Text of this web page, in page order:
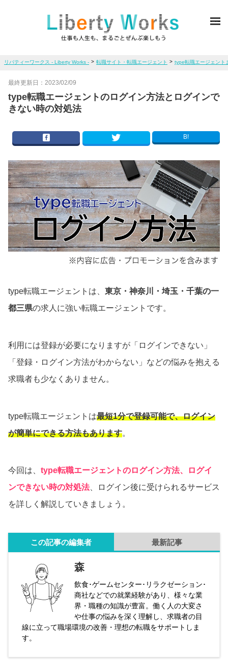
リバティーワークス - Liberty Works - > 転職サイト・転職エージェント > type転職エージェント
最終更新日： 2023/02/09
type転職エージェントのログイン方法とログインで
きない時の対処法
B!
type転職エージェントは、 東京・神奈川・埼玉・千葉の一
都三県の求人に強い転職エージェントです。
利用には登録が必要になりますが「ログインできない」
「登録・ログイン方法がわからない」などの悩みを抱える
求職者も少なくありません。
type転職エージェントは最短1分で登録可能で、ログイン
が簡単にできる方法もあります。
今回は、 type転職エージェントのログイン方法、ログイ
ンできない時の対処法、ログイン後に受けられるサービス
を詳しく解説していきましょう。
この記事の編集者 最新記事
森
飲食･ゲームセンター･リラクゼーション･
商社などでの就業経験があり、様々な業
界・職種の知識が豊富。働く人の大変さ
や仕事の悩みを深く理解し、求職者の目
線に立って職場環境の改善・理想の転職をサポートしま
す。